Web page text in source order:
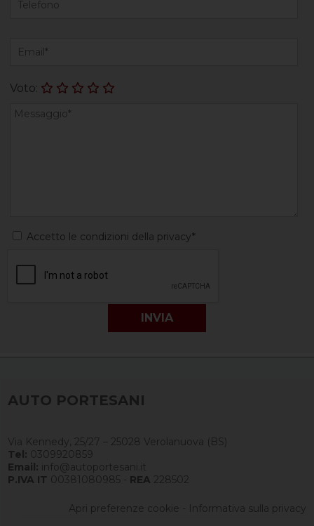
Voto:
Accetto le condizioni della privacy*
AUTO PORTESANI
Via Kennedy, 25/27 – 25028 Verolanuova (BS)
Tel: 0309920859
Email: info@autoportesani.it
P.IVA IT 00381080985 - REA 228502
Apri preferenze cookie - Informativa sulla privacy